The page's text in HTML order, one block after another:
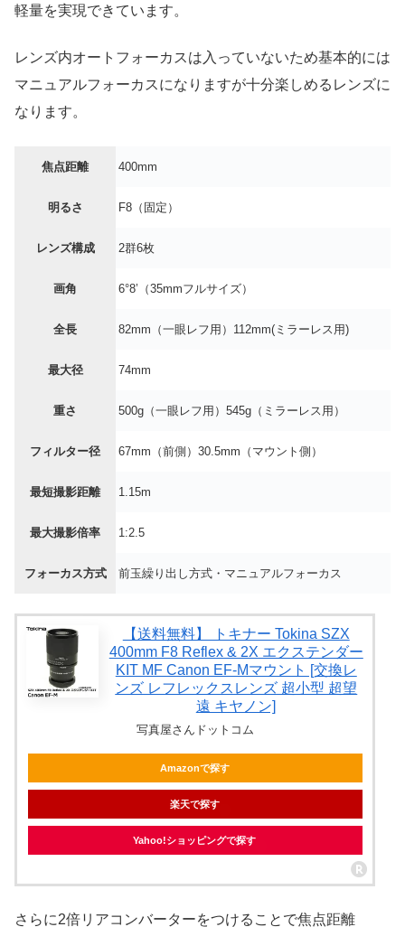
軽量を実現できています。
レンズ内オートフォーカスは入っていないため基本的には
マニュアルフォーカスになりますが十分楽しめるレンズに
なります。
焦点距離 400mm
明るさ F8（固定）
レンズ構成 2群6枚
画角 6°8’（35mmフルサイズ）
全長 82mm（一眼レフ用）112mm(ミラーレス用)
最大径 74mm
重さ 500g（一眼レフ用）545g（ミラーレス用）
フィルター径 67mm（前側）30.5mm（マウント側）
最短撮影距離 1.15m
最大撮影倍率 1:2.5
フォーカス方式 前玉繰り出し方式・マニュアルフォーカス
【送料無料】 トキナー Tokina SZX
400mm F8 Reflex & 2X エクステンダー
KIT MF Canon EF-Mマウント [交換レ
ンズ レフレックスレンズ 超小型 超望
遠 キヤノン]
写真屋さんドットコム
Amazonで探す
楽天で探す
Yahoo!ショッピングで探す
さらに2倍リアコンバーターをつけることで焦点距離